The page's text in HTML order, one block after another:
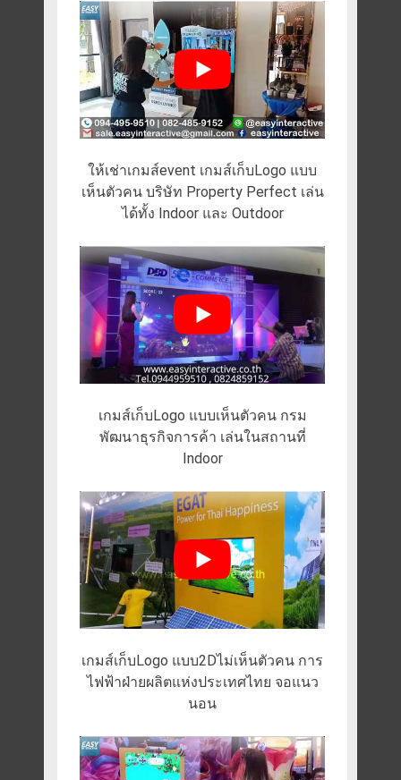
ให้เช่าเกมส์event เกมส์เก็บLogo แบบ
เห็นตัวคน บริษัท Property Perfect เล่น
ได้ทั้ง Indoor และ Outdoor
เกมส์เก็บLogo แบบเห็นตัวคน กรม
พัฒนาธุรกิจการค้า เล่นในสถานที่
Indoor
เกมส์เก็บLogo แบบ2Dไม่เห็นตัวคน การ
ไฟฟ้าฝ่ายผลิตแห่งประเทศไทย จอแนว
นอน